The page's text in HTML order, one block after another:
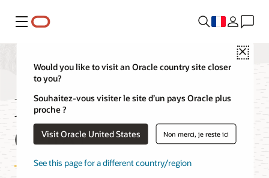
Menu
Close
Would you like to visit an Oracle country site closer
to you?
Souhaitez-vous visiter le site d’un pays Oracle plus
proche ?
Visit Oracle United States Non merci, je reste ici
See this page for a different country/region
MySQL HeatWave
GenAI